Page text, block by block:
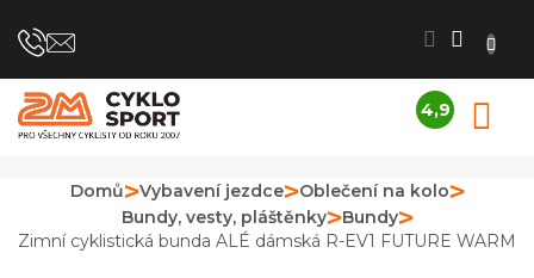
na
4,9
obchodu
je
4,9
z
Domů Vybavení jezdce
Oblečení na kolo
Bundy, vesty, pláštěnky
Bundy
Zimní cyklistická bunda ALÉ dámská R-EV1 FUTURE WARM